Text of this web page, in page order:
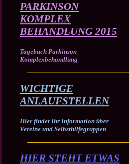
PARKINSON
KOMPLEX
BEHANDLUNG 2015
Tagebuch Parkinson
Komplexbehandlung
WICHTIGE
ANLAUFSTELLEN
Hier findet Ihr Information über
Vereine und Selbsthilfegruppen
HIER STEHT ETWAS